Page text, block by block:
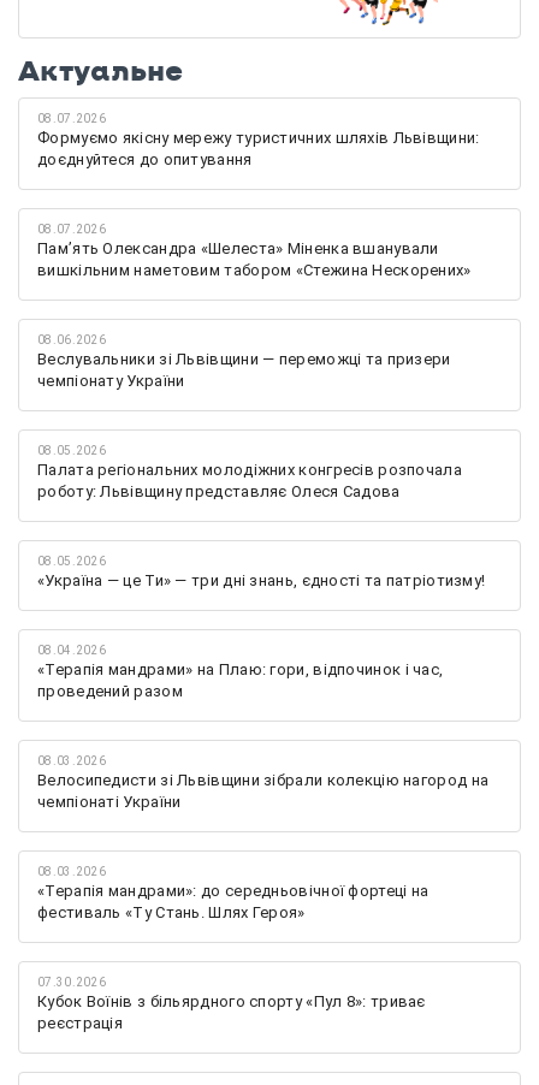
Актуальне
08.07.2026
Формуємо якісну мережу туристичних шляхів Львівщини:
доєднуйтеся до опитування
08.07.2026
Памʼять Олександра «Шелеста» Міненка вшанували
вишкільним наметовим табором «Стежина Нескорених»
08.06.2026
Веслувальники зі Львівщини — переможці та призери
чемпіонату України
08.05.2026
Палата регіональних молодіжних конгресів розпочала
роботу: Львівщину представляє Олеся Садова
08.05.2026
«Україна — це Ти» — три дні знань, єдності та патріотизму!
08.04.2026
«Терапія мандрами» на Плаю: гори, відпочинок і час,
проведений разом
08.03.2026
Велосипедисти зі Львівщини зібрали колекцію нагород на
чемпіонаті України
08.03.2026
«Терапія мандрами»: до середньовічної фортеці на
фестиваль «Ту Стань. Шлях Героя»
07.30.2026
Кубок Воїнів з більярдного спорту «Пул 8»: триває
реєстрація